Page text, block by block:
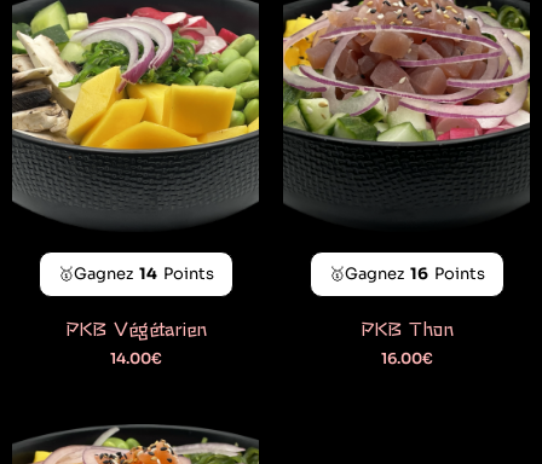
🥇Gagnez 14 Points
PKB Végétarien
14.00€
🥇Gagnez 16 Points
PKB Thon
16.00€